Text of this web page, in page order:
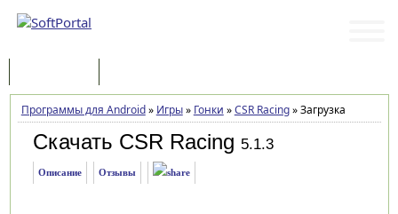
Программы для Android» Игры» Гонки »CSR Racing»Загрузка
Скачать CSR Racing 5.1.3
Описание Отзывы